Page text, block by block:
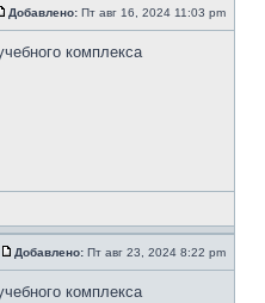
Добавлено: Пт авг 16, 2024 11:03 pm
комплекса
Добавлено: Пт авг 23, 2024 8:22 pm
комплекса